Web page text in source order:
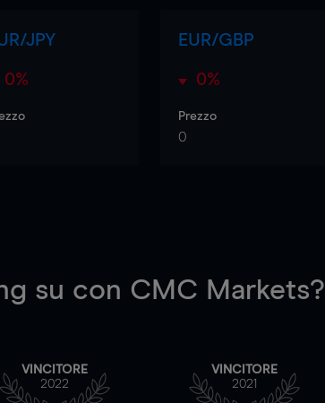
JPY
0%
EUR/GBP
0%
Prezzo
0
su con CMC Markets?
VINCITORE
2022
VINCITORE
2021